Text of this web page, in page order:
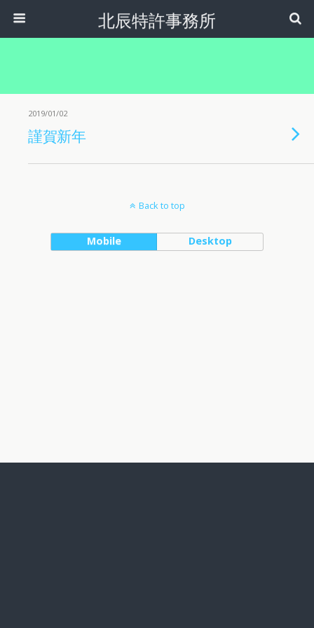
北辰特許事務所
2019/01/02
謹賀新年
Back to top
Mobile Desktop